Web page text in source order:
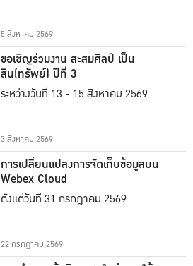
5 สิงหาคม 2569
ขอเชิญร่วมงาน สะสมศิลป์ เป็น
สิน(ทรัพย์) ปีที่ 3
ระหว่างวันที่ 13 - 15 สิงหาคม 2569
3 สิงหาคม 2569
การเปลี่ยนแปลงการจัดเก็บข้อมูลบน
Webex Cloud
ตั้งแต่วันที่ 31 กรกฎาคม 2569
22 กรกฎาคม 2569